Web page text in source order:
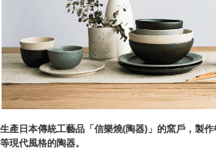
生產日本傳統工藝品「信樂燒(陶器)」的窯戶，製
等現代風格的陶器。